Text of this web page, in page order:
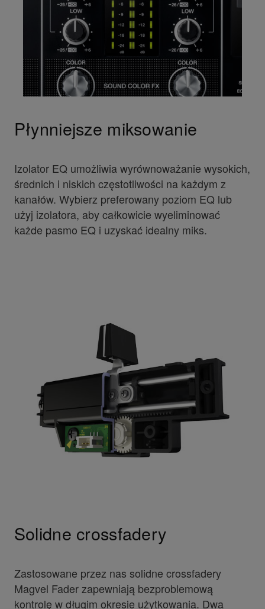
Płynniejsze miksowanie
Izolator EQ umożliwia wyrównoważanie wysokich,
średnich i niskich częstotliwości na każdym z
kanałów. Wybierz preferowany poziom EQ lub
użyj izolatora, aby całkowicie wyeliminować
każde pasmo EQ i uzyskać idealny miks.
Solidne crossfadery
Zastosowane przez nas solidne crossfadery
Magvel Fader zapewniają bezproblemową
kontrolę w długim okresie użytkowania. Dwa